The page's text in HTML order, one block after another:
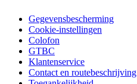
Gegevensbescherming
Cookie-instellingen
Colofon
GTBC
Klantenservice
Contact en routebeschrijving